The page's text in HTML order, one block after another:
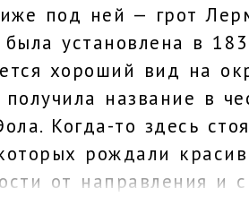
под ней — грот
была установлена в
хороший вид на
получила название в
Когда-то здесь
рождали
от направления и